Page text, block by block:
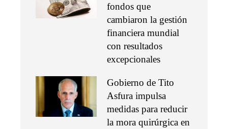
fondos que
cambiaron la gestión
financiera mundial
con resultados
excepcionales
Gobierno de Tito
Asfura impulsa
medidas para reducir
la mora quirúrgica en